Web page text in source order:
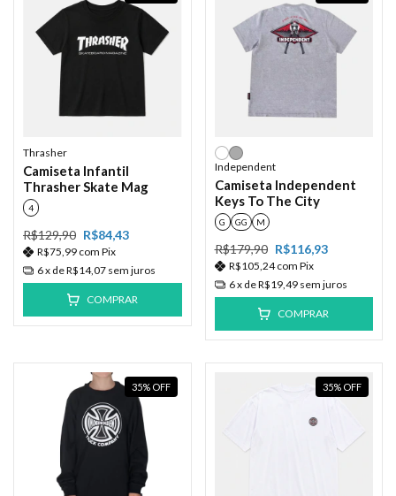
Thrasher
Camiseta Infantil
Thrasher Skate Mag
4
R$129,90 R$84,43
R$75,99 com Pix
6x deR$14,07 sem juros
COMPRAR
Independent
Camiseta Independent
Keys To The City
G GG M
R$179,90 R$116,93
R$105,24com Pix
6x deR$19,49 sem juros
COMPRAR
35% OFF 35% OFF